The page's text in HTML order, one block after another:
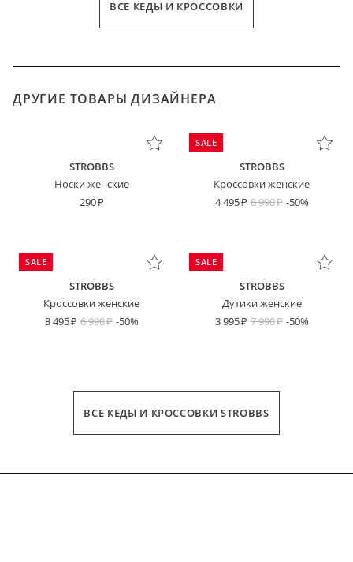
ВСЕ КЕДЫ И КРОССОВКИ
ДРУГИЕ ТОВАРЫ ДИЗАЙНЕРА
STROBBS
Носки женские
290
SALE
STROBBS
Кроссовки женские
4 495
8 990 -50%
SALE
STROBBS
Кроссовки женские
3 495
6 990 -50%
SALE
STROBBS
Дутики женские
3 995
7 990 -50%
ВСЕ КЕДЫ И КРОССОВКИ STROBBS